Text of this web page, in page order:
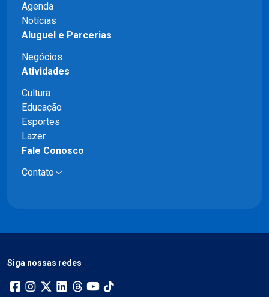
Agenda
Notícias
Aluguel e Parcerias
Negócios
Atividades
Cultura
Educação
Esportes
Lazer
Fale Conosco
Contato
Siga nossas redes